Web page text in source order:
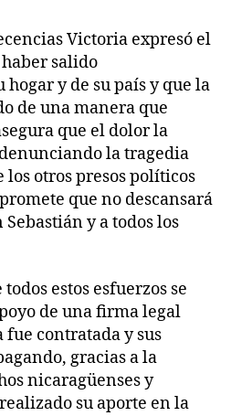
Victoria expresó el
salido
y de su país y que la
de una manera que
que el dolor la
la tragedia
otros presos políticos
que no descansará
y a todos los
estos esfuerzos se
de una firma legal
fue contratada y sus
gracias a la
nicaragüenses y
su aporte en la